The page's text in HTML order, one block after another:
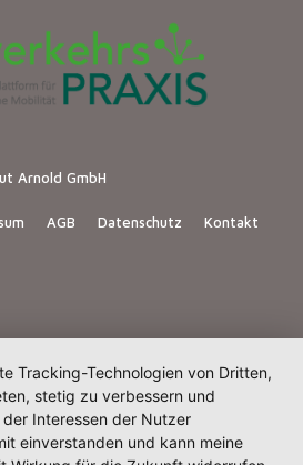
Arnold GmbH
AGB Datenschutz Kontakt
Tracking-Technologien von Dritten,
stetig zu verbessern und
Interessen der Nutzer
einverstanden und kann meine